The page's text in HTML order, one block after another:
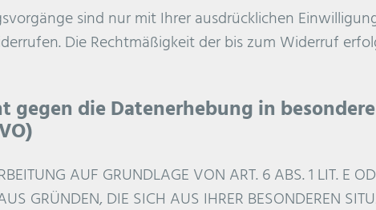
sind nur mit Ihrer ausdrücklichen
Die Rechtmäßigkeit der bis zum Widerruf
gegen die Datenerhebung in
AUF GRUNDLAGE VON ART. 6 ABS. 1 LIT. E
GRÜNDEN, DIE SICH AUS IHRER BESONDEREN